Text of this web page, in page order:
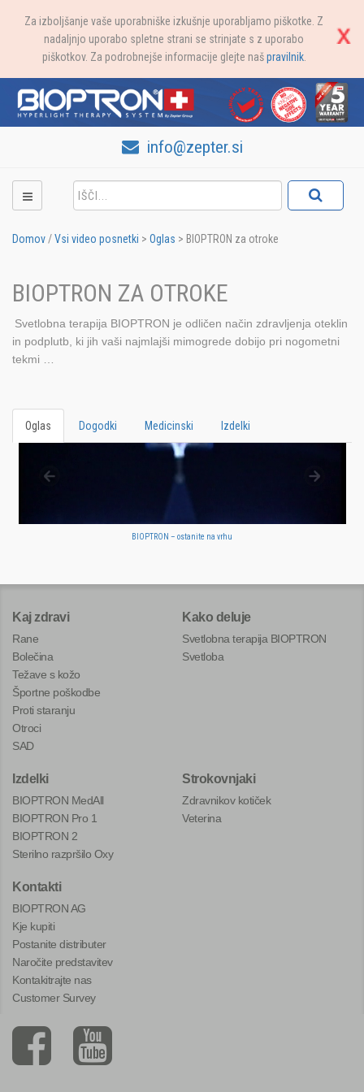
Za izboljšanje vaše uporabniške izkušnje uporabljamo piškotke. Z
nadaljnjo uporabo spletne strani se strinjate s z uporabo
piškotkov. Za podrobnejše informacije glejte našpravilnik.
info@zepter.si
Domov /Vsi video posnetki > Oglas > BIOPTRON za otroke
BIOPTRON ZA OTROKE
Svetlobna terapija BIOPTRON je odličen način zdravljenja oteklin
in podplutb, ki jih vaši najmlajši mimogrede dobijo pri nogometni
tekmi …
Oglas Dogodki Medicinski Izdelki
BIOPTRON – ostanite na vrhu
Kaj zdravi
Rane
Bolečina
Težave s kožo
Športne poškodbe
Proti staranju
Otroci
SAD
Kako deluje
Svetlobna terapija BIOPTRON
Svetloba
Izdelki
BIOPTRON MedAll
BIOPTRON Pro 1
BIOPTRON 2
Sterilno razpršilo Oxy
Strokovnjaki
Zdravnikov kotiček
Veterina
Kontakti
BIOPTRON AG
Kje kupiti
Postanite distributer
Naročite predstavitev
Kontakitrajte nas
Customer Survey